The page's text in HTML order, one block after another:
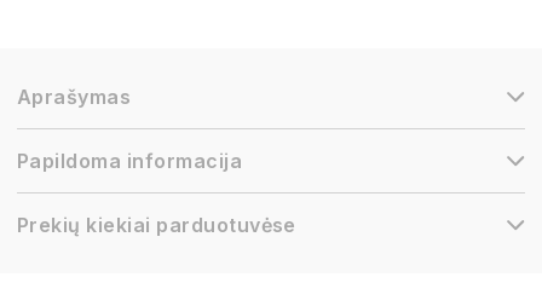
Aprašymas
Papildoma informacija
Prekių kiekiai parduotuvėse